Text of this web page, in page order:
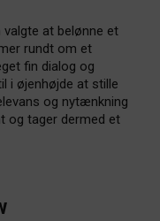
valgte at belønne et
rundt om et
fin dialog og
i øjenhøjde at stille
og nytænkning
og tager dermed et